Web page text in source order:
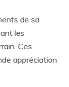
de sa
les
Ces
appréciation